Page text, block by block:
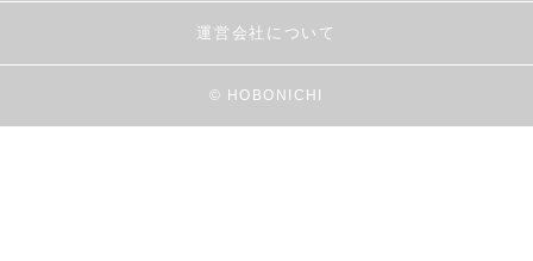
運営会社について
© HOBONICHI